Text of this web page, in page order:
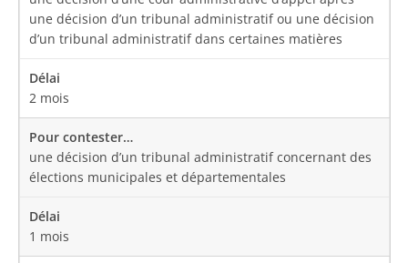
une décision d’un tribunal administratif ou une décision
d’un tribunal administratif dans certaines matières
2 mois
une décision d’un tribunal administratif concernant des
élections municipales et départementales
1 mois